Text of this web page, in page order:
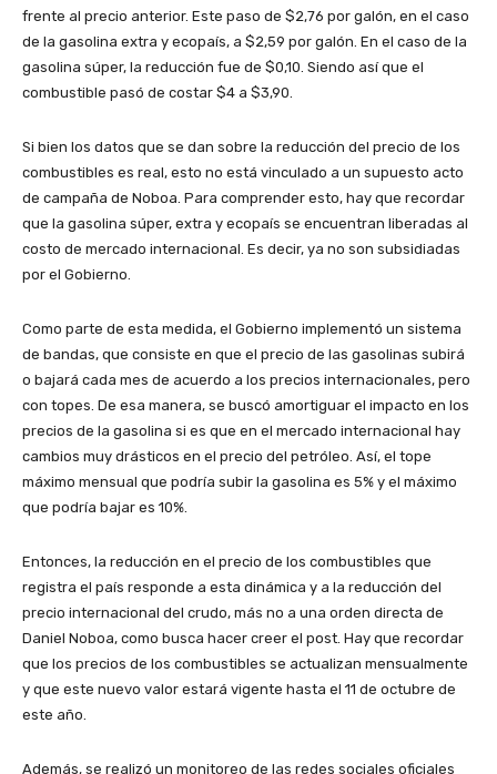
frente al precio anterior. Este paso de $2,76 por galón, en el caso
de la gasolina extra y ecopaís, a $2,59 por galón. En el caso de la
gasolina súper, la reducción fue de $0,10. Siendo así que el
combustible pasó de costar $4 a $3,90.
Si bien los datos que se dan sobre la reducción del precio de los
combustibles es real, esto no está vinculado a un supuesto acto
de campaña de Noboa. Para comprender esto, hay que recordar
que la gasolina súper, extra y ecopaís se encuentran liberadas al
costo de mercado internacional. Es decir, ya no son subsidiadas
por el Gobierno.
Como parte de esta medida, el Gobierno implementó un sistema
de bandas, que consiste en que el precio de las gasolinas subirá
o bajará cada mes de acuerdo a los precios internacionales, pero
con topes. De esa manera, se buscó amortiguar el impacto en los
precios de la gasolina si es que en el mercado internacional hay
cambios muy drásticos en el precio del petróleo. Así, el tope
máximo mensual que podría subir la gasolina es 5% y el máximo
que podría bajar es 10%.
Entonces, la reducción en el precio de los combustibles que
registra el país responde a esta dinámica y a la reducción del
precio internacional del crudo, más no a una orden directa de
Daniel Noboa, como busca hacer creer el post. Hay que recordar
que los precios de los combustibles se actualizan mensualmente
y que este nuevo valor estará vigente hasta el 11 de octubre de
este año.
Además, se realizó un monitoreo de las redes sociales oficiales